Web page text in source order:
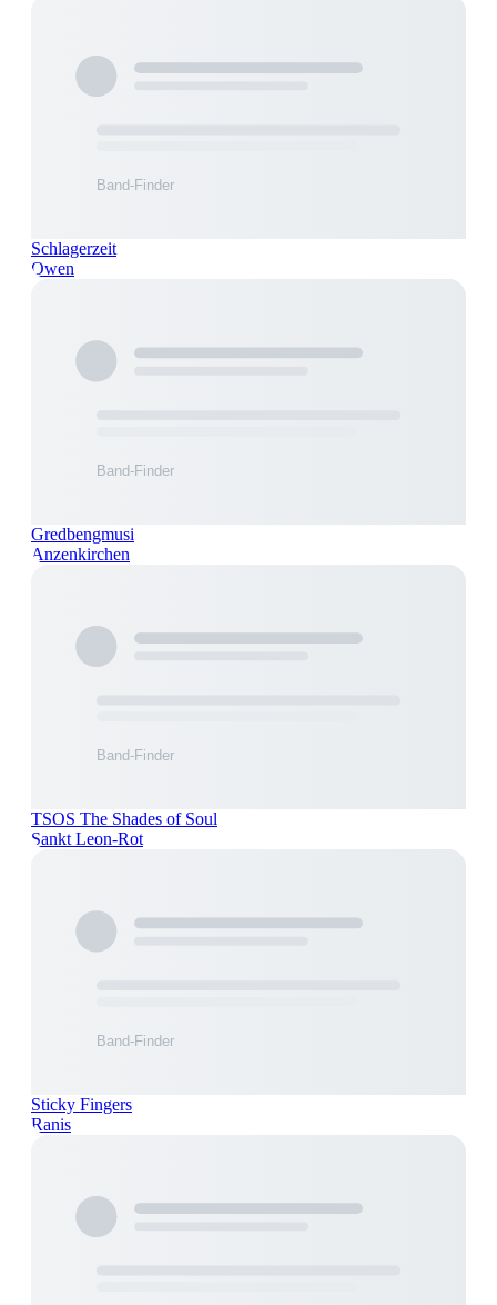
Schlagerzeit
Owen
Gredbengmusi
Anzenkirchen
TSOS The Shades of Soul
Sankt Leon-Rot
Sticky Fingers
Ranis